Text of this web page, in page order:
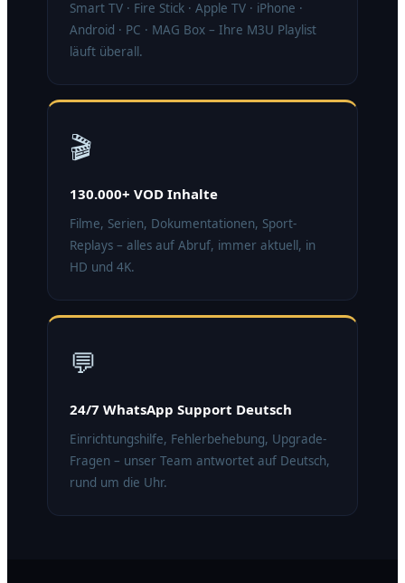
Smart TV · Fire Stick · Apple TV · iPhone ·
Android · PC · MAG Box – Ihre M3U Playlist
läuft überall.
🎬
130.000+ VOD Inhalte
Filme, Serien, Dokumentationen, Sport-
Replays – alles auf Abruf, immer aktuell, in
HD und 4K.
💬
24/7 WhatsApp Support Deutsch
Einrichtungshilfe, Fehlerbehebung, Upgrade-
Fragen – unser Team antwortet auf Deutsch,
rund um die Uhr.